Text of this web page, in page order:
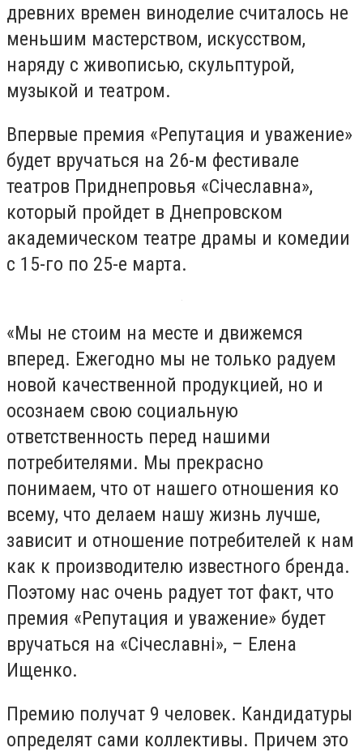
древних времен виноделие считалось не
меньшим мастерством, искусством,
наряду с живописью, скульптурой,
музыкой и театром.
Впервые премия «Репутация и уважение»
будет вручаться на 26-м фестивале
театров Приднепровья «Січеславна»,
который пройдет в Днепровском
академическом театре драмы и комедии
с 15-го по 25-е марта.
«Мы не стоим на месте и движемся
вперед. Ежегодно мы не только радуем
новой качественной продукцией, но и
осознаем свою социальную
ответственность перед нашими
потребителями. Мы прекрасно
понимаем, что от нашего отношения ко
всему, что делаем нашу жизнь лучше,
зависит и отношение потребителей к нам
как к производителю известного бренда.
Поэтому нас очень радует тот факт, что
премия «Репутация и уважение» будет
вручаться на «Січеславні», – Елена
Ищенко.
Премию получат 9 человек. Кандидатуры
определят сами коллективы. Причем это